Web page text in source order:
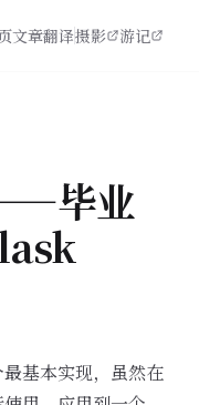
文章翻译摄影 游记
毕业
最基本实现，虽然在